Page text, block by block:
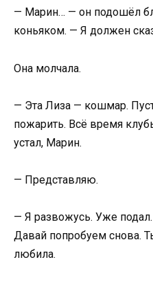
— Марин… — он подошёл
коньяком. — Я должен
Она молчала.
— Эта Лиза — кошмар.
пожарить. Всё время
устал, Марин.
— Представляю.
— Я развожусь. Уже
Давай попробуем снова.
любила.